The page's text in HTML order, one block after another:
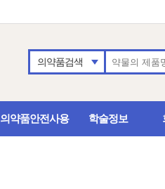
의약품검색
의약품안전사용 학술정보